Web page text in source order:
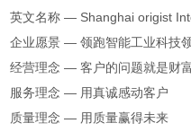
英文名称 — Shanghai origist
企业愿景 — 领跑智能工业科技
经营理念 — 客户的问题就是财
服务理念 — 用真诚感动客户
质量理念 — 用质量赢得未来